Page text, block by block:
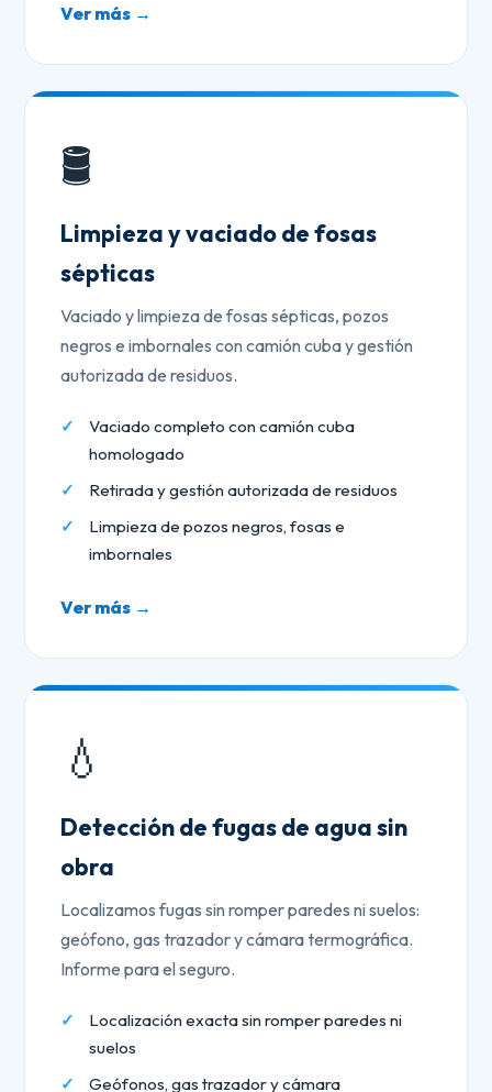
Ver más →
🛢️
Limpieza y vaciado de fosas
sépticas
Vaciado y limpieza de fosas sépticas, pozos
negros e imbornales con camión cuba y gestión
autorizada de residuos.
Vaciado completo con camión cuba
homologado
Retirada y gestión autorizada de residuos
Limpieza de pozos negros, fosas e
imbornales
Ver más →
💧
Detección de fugas de agua sin
obra
Localizamos fugas sin romper paredes ni suelos:
geófono, gas trazador y cámara termográfica.
Informe para el seguro.
Localización exacta sin romper paredes ni
suelos
Geófonos, gas trazador y cámara